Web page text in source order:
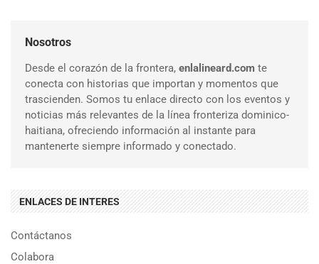
Nosotros
Desde el corazón de la frontera, enlalineard.com te
conecta con historias que importan y momentos que
trascienden. Somos tu enlace directo con los eventos y
noticias más relevantes de la línea fronteriza dominico-
haitiana, ofreciendo información al instante para
mantenerte siempre informado y conectado.
ENLACES DE INTERES
Contáctanos
Colabora